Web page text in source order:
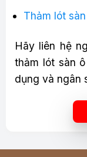
Thảm lót
Hãy liên hệ
thảm lót sàn
dụng và ngân